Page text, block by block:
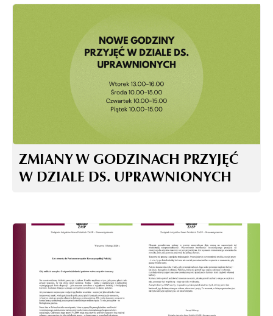
ZMIANY W GODZINACH PRZYJĘĆ
W DZIALE DS. UPRAWNIONYCH